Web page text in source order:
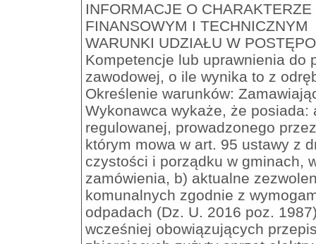
INFORMACJE O
FINANSOWYM I TECHNICZNYM
WARUNKI UDZIAŁU W
Kompetencje lub uprawnienia do
zawodowej, o ile wynika to z
Określenie warunków:
Wykonawca wykaże, że posiada:
regulowanej, prowadzonego
którym mowa w art. 95 ustawy z
czystości i porządku w gminach,
zamówienia, b) aktualne
komunalnych zgodnie z
odpadach (Dz. U. 2016 poz.
wcześniej obowiązujących